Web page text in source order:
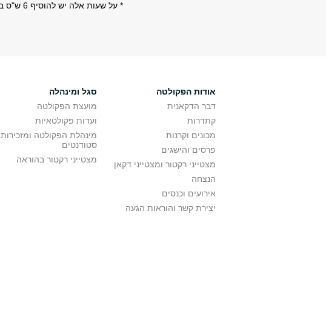
* על שעות אלה יש להוסיף 6 ש"ס במסגרת "
אודות הפקולטה
דבר הדקאנית
קתדרות
מכונים וקרנות
פרסים והישגים
מצטייני רקטור ומצטייני דקאן
הנצחה
אירועים וכנסים
יצירת קשר והוראות הגעה
סגל ומינהלה
מועצת הפקולטה
ועדות פקולטאיות
מינהלת הפקולטה ומזכירות
סטודנטים
מצטייני רקטור בהוראה